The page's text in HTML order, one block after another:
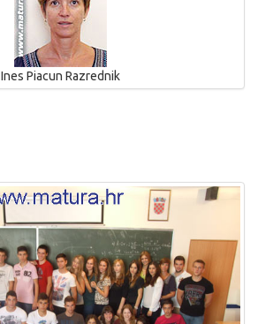
Ines Piacun Razrednik